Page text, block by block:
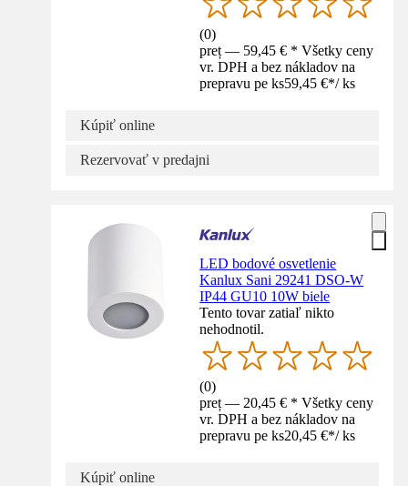
(0)
preț — 59,45 € * Všetky ceny
vr. DPH a bez nákladov na
prepravu pe ks59,45 €*/ ks
Kúpiť online
Rezervovať v predajni
LED bodové osvetlenie
Kanlux Sani 29241 DSO-W
IP44 GU10 10W biele
Tento tovar zatiaľ nikto
nehodnotil.
(0)
preț — 20,45 € * Všetky ceny
vr. DPH a bez nákladov na
prepravu pe ks20,45 €*/ ks
Kúpiť online